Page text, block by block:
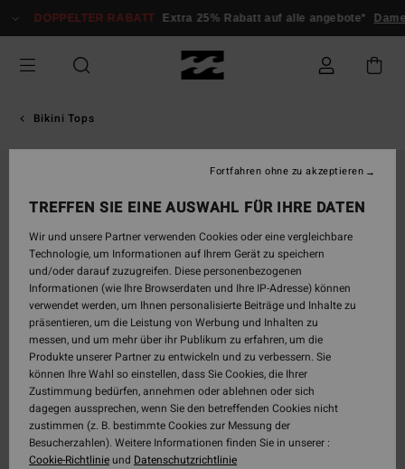
zur
springen
DOPPELTER RABATT Extra 25% Rabatt auf alle angebote* Damen
Bikini Tops
TREFFEN SIE EINE AUSWAHL FÜR IHRE DATEN
Wir und unsere Partner verwenden Cookies oder eine vergleichbare
Technologie, um Informationen auf Ihrem Gerät zu speichern
und/oder darauf zuzugreifen. Diese personenbezogenen
Informationen (wie Ihre Browserdaten und Ihre IP-Adresse) können
verwendet werden, um Ihnen personalisierte Beiträge und Inhalte zu
präsentieren, um die Leistung von Werbung und Inhalten zu
messen, und um mehr über ihr Publikum zu erfahren, um die
Produkte unserer Partner zu entwickeln und zu verbessern. Sie
können Ihre Wahl so einstellen, dass Sie Cookies, die Ihrer
Zustimmung bedürfen, annehmen oder ablehnen oder sich
dagegen aussprechen, wenn Sie den betreffenden Cookies nicht
zustimmen (z. B. bestimmte Cookies zur Messung der
Besucherzahlen). Weitere Informationen finden Sie in unserer :
Cookie-Richtlinieund Datenschutzrichtlinie
Fortfahren ohne zu akzeptieren